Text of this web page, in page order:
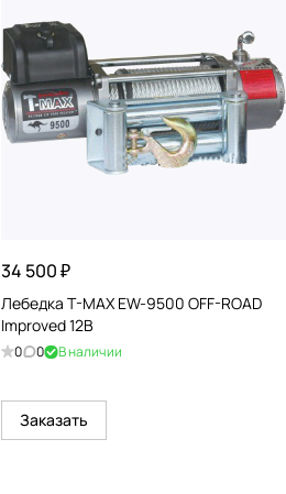
34 500 ₽
Лебедка T-MAX EW-9500 OFF-ROAD
Improved 12В
0 0 В наличии
Заказать